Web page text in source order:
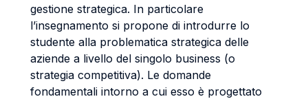
gestione strategica. In particolare
l’insegnamento si propone di introdurre lo
studente alla problematica strategica delle
aziende a livello del singolo business (o
strategia competitiva). Le domande
fondamentali intorno a cui esso è progettato